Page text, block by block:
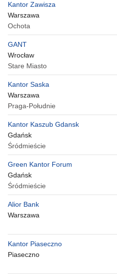
Kantor Zawisza
Warszawa
Ochota
GANT
Wrocław
Stare Miasto
Kantor Saska
Warszawa
Praga-Południe
Kantor Kaszub Gdansk
Gdańsk
Śródmieście
Green Kantor Forum
Gdańsk
Śródmieście
Alior Bank
Warszawa
Kantor Piaseczno
Piaseczno